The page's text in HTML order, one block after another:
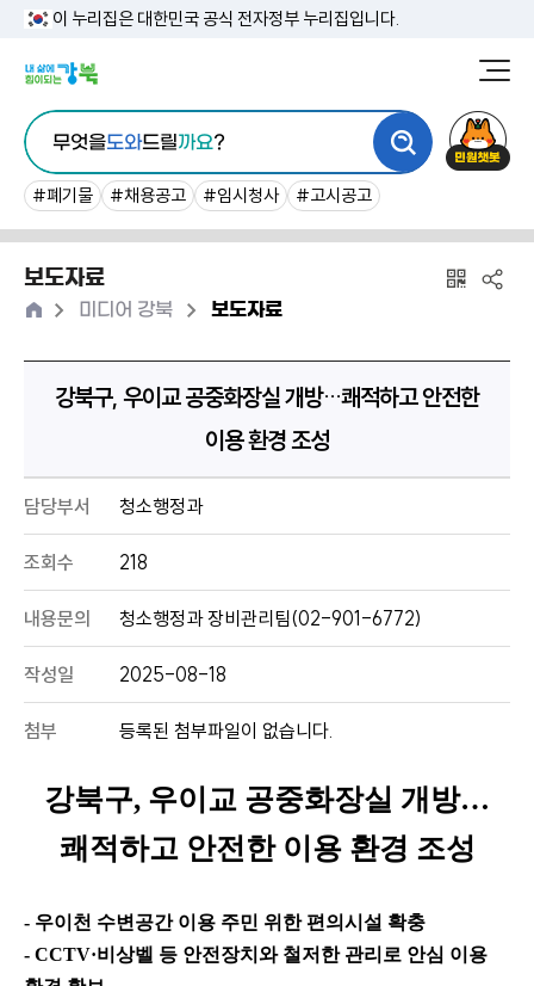
이 누리집은 대한민국 공식 전자정부 누리집입니다.
청
통
합
검
색
무엇을도와드릴까요?
#폐기물 #채용공고 #임시청사 #고시공고
원
보도자료
홈 >미디어 강북 >보도자료
강북구, 우이교 공중화장실 개방…쾌적하고 안전한
이용 환경 조성
담당부서 청소행정과
조회수 218
내용문의 청소행정과 장비관리팀(02-901-6772)
작성일 2025-08-18
첨부 등록된 첨부파일이 없습니다.
강북구, 우이교 공중화장실 개방…
쾌적하고 안전한 이용 환경 조성
- 우이천 수변공간 이용 주민 위한 편의시설 확충
- CCTV·비상벨 등 안전장치와 철저한 관리로 안심 이용